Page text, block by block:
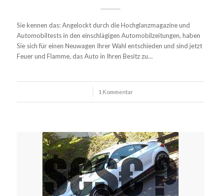
Sie kennen das: Angelockt durch die Hochglanzmagazine und
Automobiltests in den einschlägigen Automobilzeitungen, haben
Sie sich für einen Neuwagen Ihrer Wahl entschieden und sind jetzt
Feuer und Flamme, das Auto in Ihren Besitz zu…
1 Kommentar